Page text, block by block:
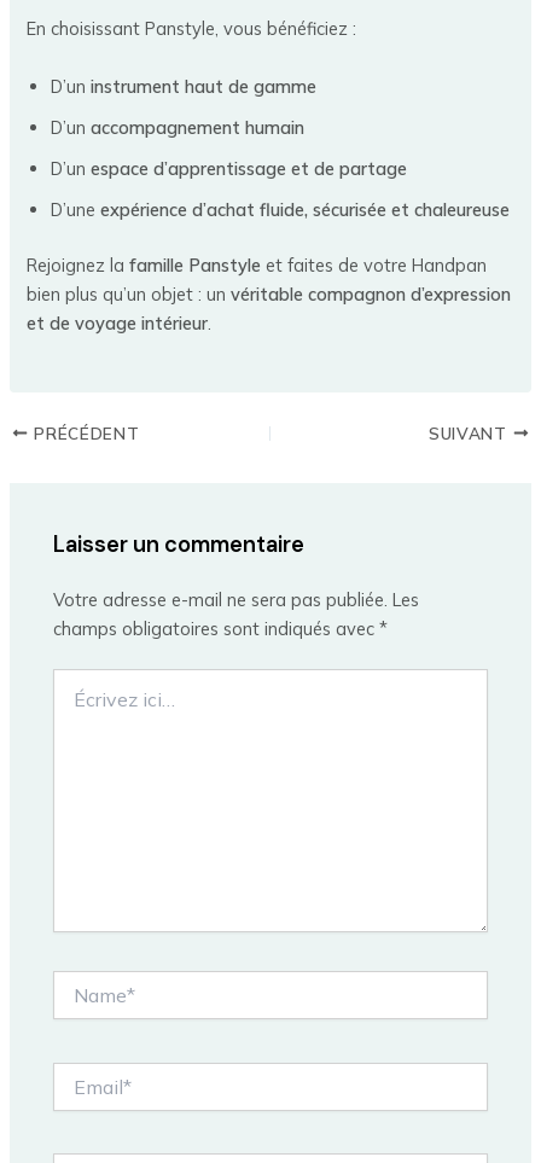
En choisissant Panstyle, vous bénéficiez :
D’uninstrument haut de gamme
D’unaccompagnement humain
D’unespace d’apprentissage et de partage
D’uneexpérience d’achat fluide, sécurisée et chaleureuse
Rejoignez lafamille Panstyle et faites de votre Handpan
bien plus qu’un objet : unvéritable compagnon d’expression
et de voyage intérieur
PRÉCÉDENT SUIVANT
Laisser un commentaire
Votre adresse e-mail ne sera pas publiée. Les
champs obligatoires sont indiqués avec*
ici…